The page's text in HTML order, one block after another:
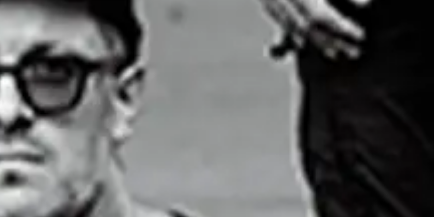
nov.022026
IrelandDublinThe 3Arena
Korn: EURO TOUR 2026
Monday
Doors: 6:00 PM
Jegyek keresése
nov.04 2026
United Kingdom The O2
Korn: EURO TOUR 2026
Wednesday
Curfew: 11:00 PM
A jegyek elfogytak